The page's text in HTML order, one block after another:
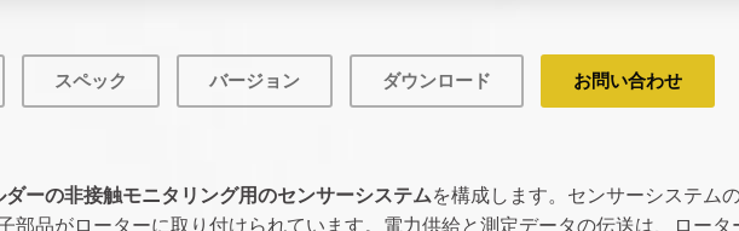
スペック バージョン ダウンロード お問い合わせ
ーの非接触モニタリング用のセンサーシステムを構成します。センサーシステム
部品がローターに取り付けられています。電力供給と測定データの伝送は、ロー